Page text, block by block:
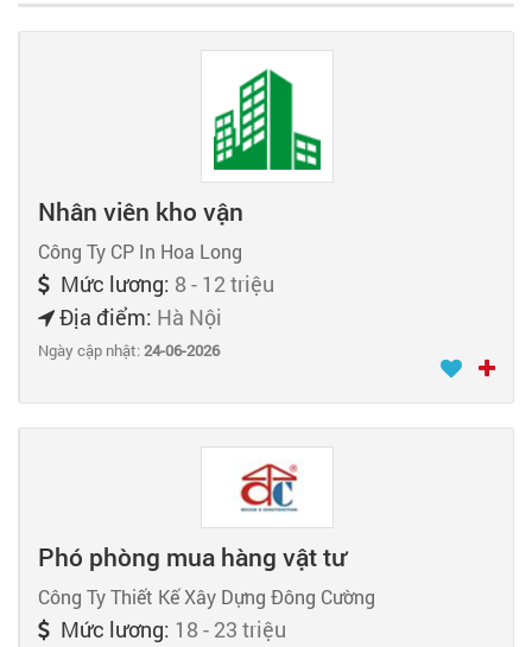
Nhân viên kho vận
Công Ty CP In Hoa Long
Mức lương: 8 - 12 triệu
Địa điểm: Hà Nội
Ngày cập nhật:24-06-2026
Phó phòng mua hàng vật tư
Công Ty Thiết Kế Xây Dựng Đông Cường
Mức lương: 18 - 23 triệu